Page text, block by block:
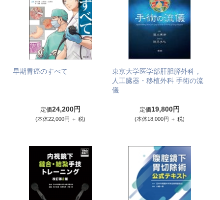
早期胃癌のすべて
定価24,200円
(本体22,000円 ＋ 税)
東京大学医学部肝胆膵外科，
人工臓器・移植外科 手術の流
儀
定価19,800円
(本体18,000円 ＋ 税)